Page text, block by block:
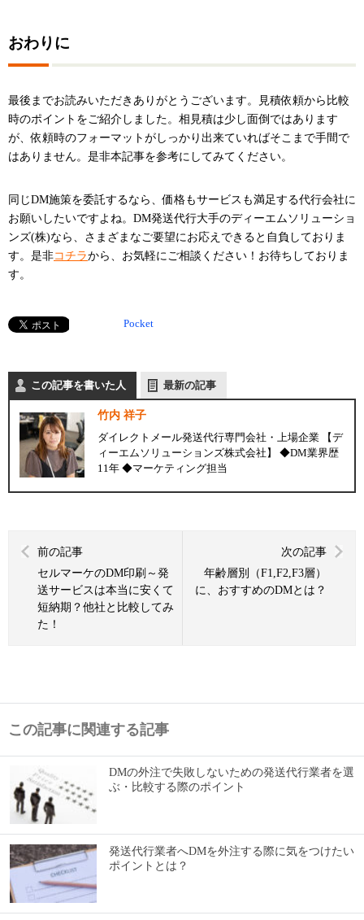
おわりに
最後までお読みいただきありがとうございます。見積依頼から比較
時のポイントをご紹介しました。相見積は少し面倒ではあります
が、依頼時のフォーマットがしっかり出来ていればそこまで手間で
はありません。是非本記事を参考にしてみてください。
同じDM施策を委託するなら、価格もサービスも満足する代行会社に
お願いしたいですよね。DM発送代行大手のディーエムソリューショ
ンズ(株)なら、さまざまなご要望にお応えできると自負しておりま
す。是非コチラから、お気軽にご相談ください！お待ちしておりま
す。
Pocket
この記事を書いた人 最新の記事
竹内 祥子
ダイレクトメール発送代行専門会社・上場企業 【デ
ィーエムソリューションズ株式会社】 ◆DM業界歴
11年 ◆マーケティング担当
前の記事
セルマーケのDM印刷～発
送サービスは本当に安くて
短納期？他社と比較してみ
た！
次の記事
年齢層別（F1,F2,F3層）
に、おすすめのDMとは？
この記事に関連する記事
DMの外注で失敗しないための発送代行業者を選
ぶ・比較する際のポイント
発送代行業者へDMを外注する際に気をつけたい
ポイントとは？